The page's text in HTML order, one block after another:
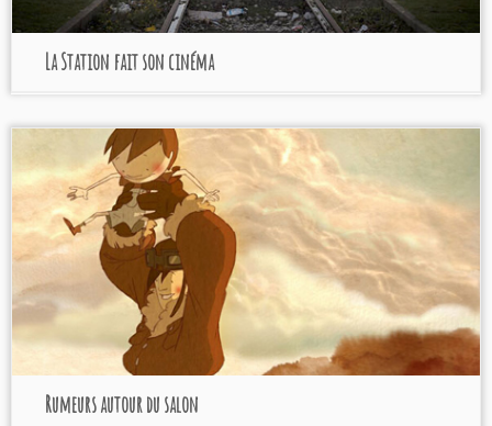
La Station fait son cinéma
programmes jeune public
Rumeurs autour du salon